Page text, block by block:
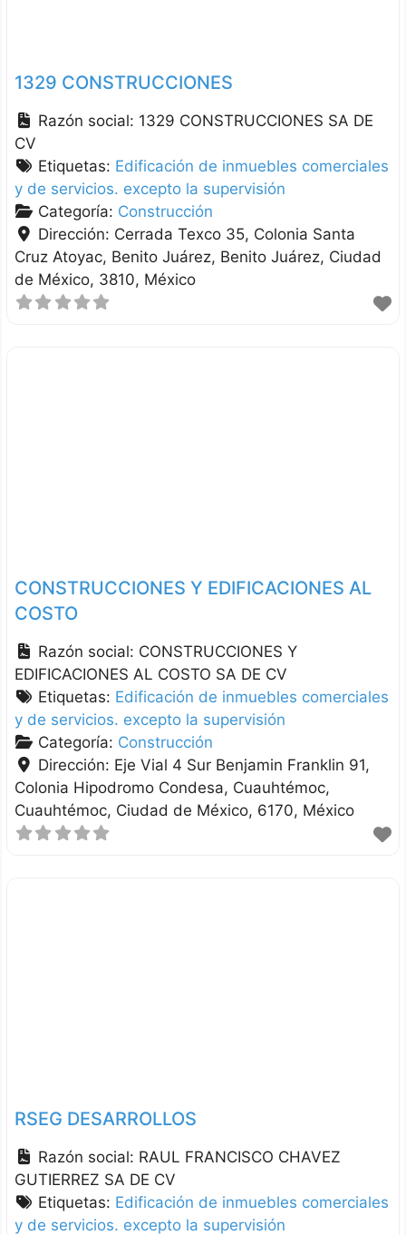
1329 CONSTRUCCIONES
Razón social: 1329 CONSTRUCCIONES SA DE
CV
Etiquetas: Edificación de inmuebles comerciales
y de servicios. excepto la supervisión
Categoría: Construcción
Dirección: Cerrada Texco 35, Colonia Santa
Cruz Atoyac, Benito Juárez Benito Juárez Ciudad
de México 3810 México
CONSTRUCCIONES Y EDIFICACIONES AL
COSTO
Razón social: CONSTRUCCIONES Y
EDIFICACIONES AL COSTO SA DE CV
Etiquetas: Edificación de inmuebles comerciales
y de servicios. excepto la supervisión
Categoría: Construcción
Dirección: Eje Vial 4 Sur Benjamin Franklin 91,
Colonia Hipodromo Condesa, Cuauhtémoc
Cuauhtémoc Ciudad de México 6170 México
RSEG DESARROLLOS
Razón social: RAUL FRANCISCO CHAVEZ
GUTIERREZ SA DE CV
Etiquetas: Edificación de inmuebles comerciales
y de servicios. excepto la supervisión